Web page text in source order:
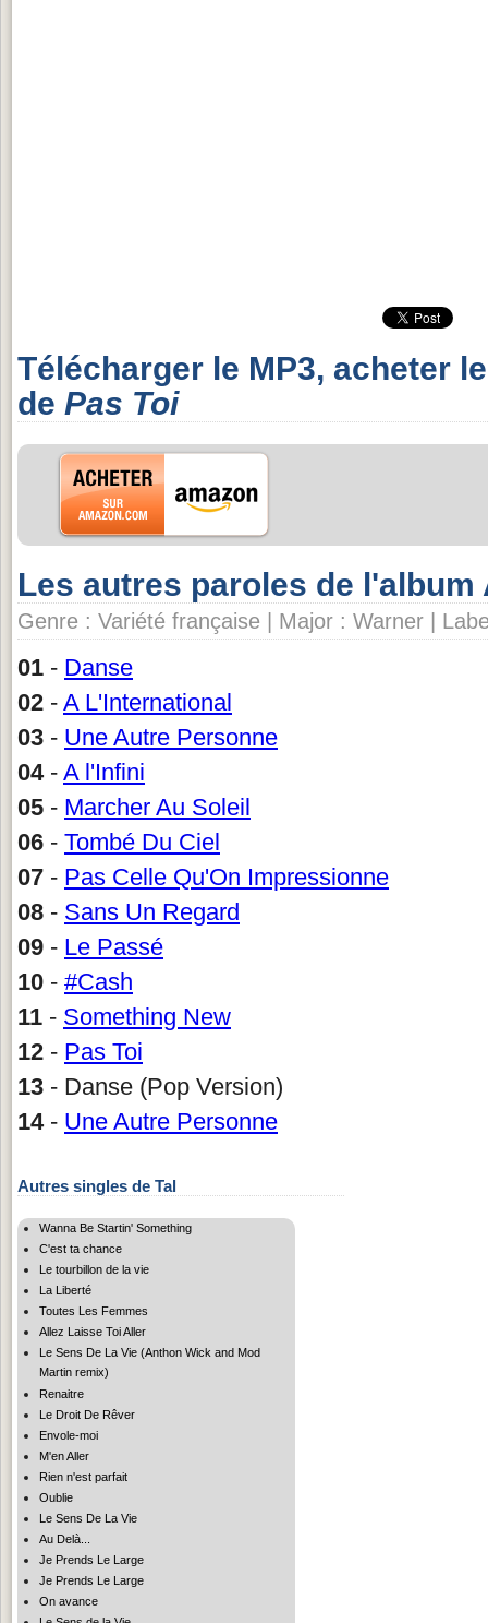
Télécharger le MP3, acheter
de Pas Toi
Les autres paroles de l'album
Genre : Variété française | Major : Warner |
01 - Danse
02 - A L'International
03 - Une Autre Personne
04- A l'Infini
05 - Marcher Au Soleil
06 - Tombé Du Ciel
07 - Pas Celle Qu'On Impressionne
08 - Sans Un Regard
09 - Le Passé
10 - #Cash
11 - Something New
12 - Pas Toi
13 - Danse (Pop Version)
14- Une Autre Personne
Autres singles de Tal
Wanna Be Startin' Something
C'est ta chance
Le tourbillon de la vie
La Liberté
Toutes Les Femmes
Allez Laisse Toi Aller
Le Sens De La Vie (Anthon Wick and Mod
Martin remix)
Renaitre
Le Droit De Rêver
Envole-moi
M'en Aller
Rien n'est parfait
Oublie
Le Sens De La Vie
Au Delà...
Je Prends Le Large
Je Prends Le Large
On avance